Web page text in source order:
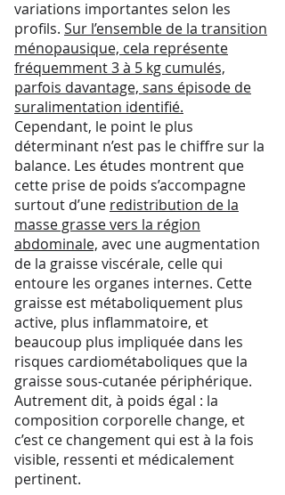
variations importantes selon les
profils. Sur l’ensemble de la transition
ménopausique, cela représente
fréquemment 3 à 5 kg cumulés,
parfois davantage, sans épisode de
suralimentation identifié.
Cependant, le point le plus
déterminant n’est pas le chiffre sur la
balance. Les études montrent que
cette prise de poids s’accompagne
surtout d’une redistribution de la
masse grasse vers la région
abdominale, avec une augmentation
de la graisse viscérale, celle qui
entoure les organes internes. Cette
graisse est métaboliquement plus
active, plus inflammatoire, et
beaucoup plus impliquée dans les
risques cardiométaboliques que la
graisse sous-cutanée périphérique.
Autrement dit, à poids égal : la
composition corporelle change, et
c’est ce changement qui est à la fois
visible, ressenti et médicalement
pertinent.